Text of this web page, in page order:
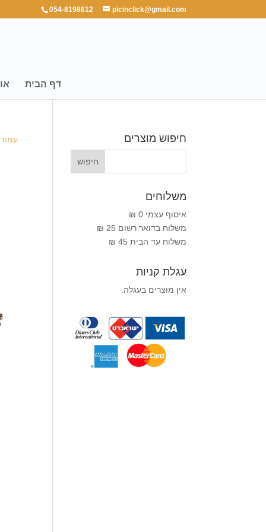
054-8198612 picinclick@gmail.com
דף הבית
חיפוש מוצרים
משלוחים
איסוף עצמי 0 ₪
משלוח בדואר רשום 25 ₪
משלוח עד הבית 45 ₪
עגלת קניות
אין מוצרים בעגלה.